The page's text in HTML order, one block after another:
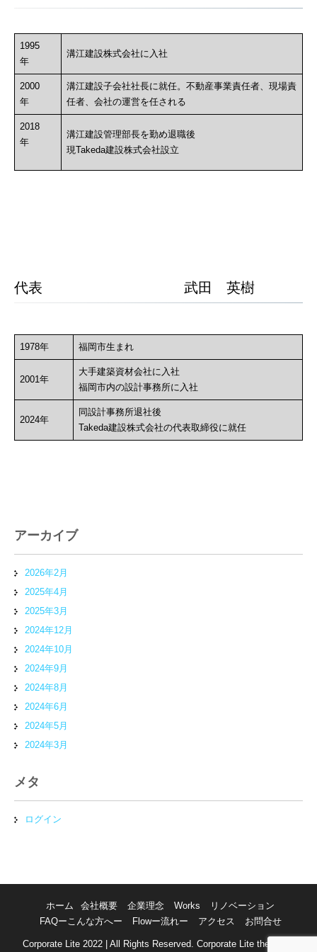
1995
年
溝江建設株式会社に入社
2000
年
溝江建設子会社社長に就任。不動産事業責任者、現場責
任者、会社の運営を任される
2018
年
溝江建設管理部長を勤め退職後
現Takeda建設株式会社設立
代表 武田 英樹
1978年 福岡市生まれ
2001年
大手建築資材会社に入社
福岡市内の設計事務所に入社
2024年
同設計事務所退社後
Takeda建設株式会社の代表取締役に就任
アーカイブ
2026年2月
2025年4月
2025年3月
2024年12月
2024年10月
2024年9月
2024年8月
2024年6月
2024年5月
2024年3月
メタ
ログイン
ホーム 会社概要 企業理念 Works
リノベーション
FAQーこんな方へー
Flowー流れー アクセス お問合せ
Corporate Lite 2022 | All Rights Reserved. Corporate Lite theme by